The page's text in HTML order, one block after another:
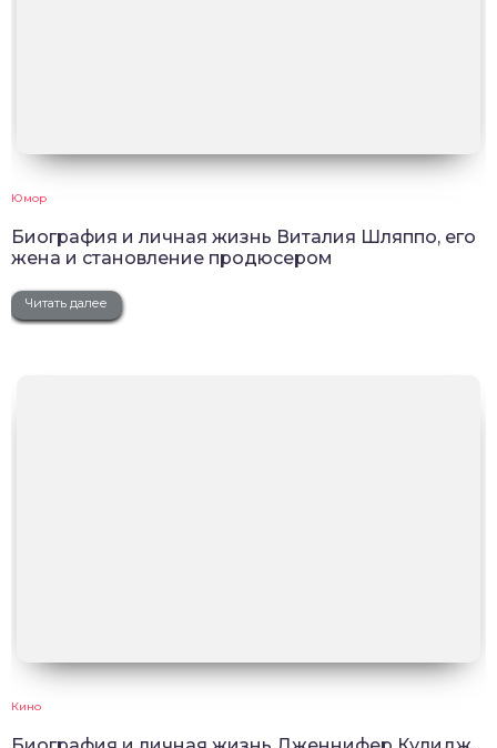
Юмор
Биография и личная жизнь Виталия Шляппо, его
жена и становление продюсером
Читать далее
Кино